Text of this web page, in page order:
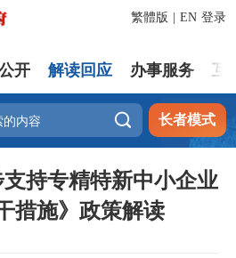
登录
繁體版 EN
开 解读回应 办事服务 互
 长者模式
支持专精特新中小企业
措施》政策解读